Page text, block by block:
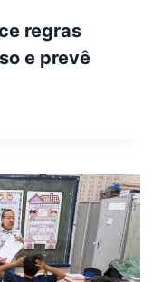
regras
e prevê